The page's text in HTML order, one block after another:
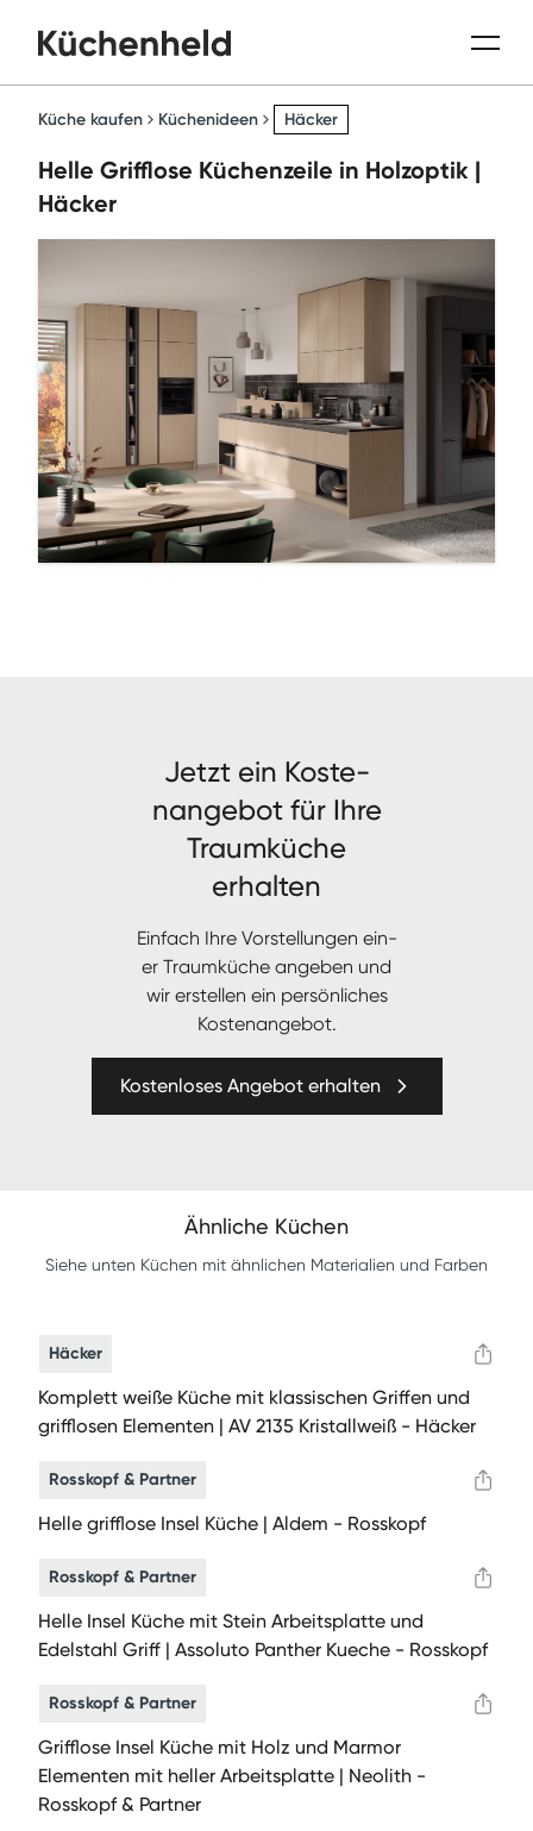
Küche kaufen Küchenideen Häcker
Helle Grifflose Küchenzeile in Holzoptik |
Häcker
Jet­zt ein Kos­te­
nange­bot für Ihre
Traumküche
erhalten
Ein­fach Ihre Vorstel­lun­gen ein­
er Traumküche angeben und
wir erstellen ein per­sön­lich­es
Kostenangebot.
Kostenloses Angebot erhalten
Ähnliche Küchen
Siehe unten Küchen mit ähnlichen Materialien und Farben
Häcker
Komplett weiße Küche mit klassischen Griffen und
grifflosen Elementen | AV 2135 Kristallweiß - Häcker
Rosskopf & Partner
Helle grifflose Insel Küche | Aldem - Rosskopf
Rosskopf & Partner
Helle Insel Küche mit Stein Arbeitsplatte und
Edelstahl Griff | Assoluto Panther Kueche - Rosskopf
Rosskopf & Partner
Grifflose Insel Küche mit Holz und Marmor
Elementen mit heller Arbeitsplatte | Neolith -
Rosskopf & Partner